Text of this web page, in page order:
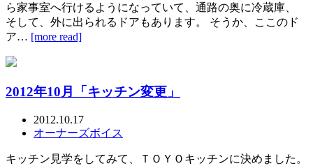
ら家事室へ行けるようになっていて、通路の奥に冷蔵庫、
そして、外に出られるドアもあります。 そうか、ここのド
ア… [more read]
2012年10月「キッチン変更」
2012.10.17
オーナーズボイス
キッチン見学をしてみて、ＴＯＹＯキッチンに決めました。